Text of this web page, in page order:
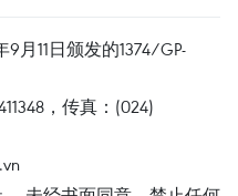
月11日颁发的1374/GP-
，传真：(024)